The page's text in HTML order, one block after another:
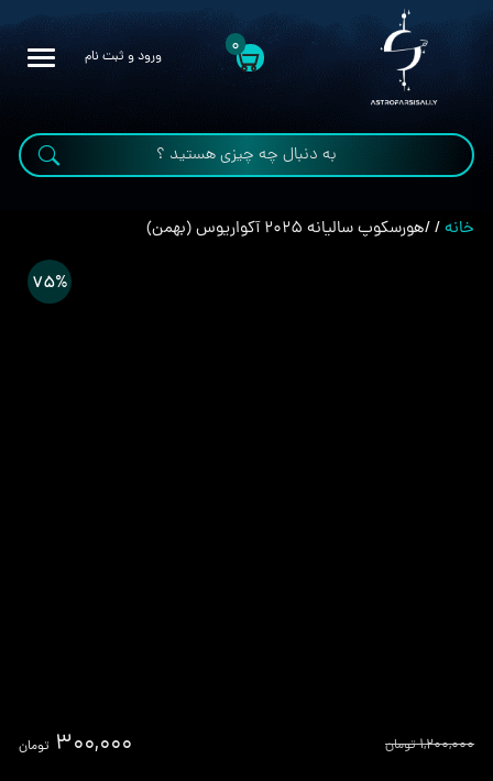
0 ورود و ثبت نام
خانه/
/هورسکوپ سالیانه ۲۰۲۵ آکواریوس (بهمن)
75%
۱,۲۰۰,۰۰۰تومان ۳۰۰,۰۰۰ تومان